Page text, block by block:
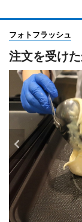
フォトフラッシュ
注文を受け